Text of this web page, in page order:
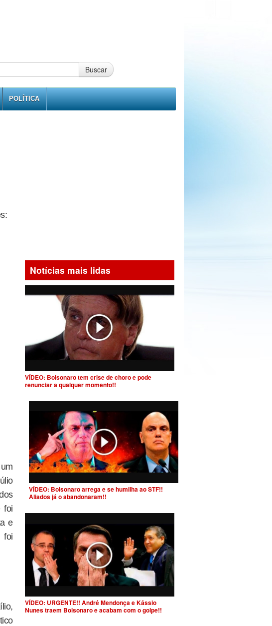
Buscar
POLÍTICA
foi
e
foi
Notícias mais lidas
VÍDEO: Bolsonaro tem crise de choro e pode
renunciar a qualquer momento!!
VÍDEO: Bolsonaro arrega e se humilha ao STF!!
Aliados já o abandonaram!!
VÍDEO: URGENTE!! André Mendonça e Kássio
Nunes traem Bolsonaro e acabam com o golpe!!